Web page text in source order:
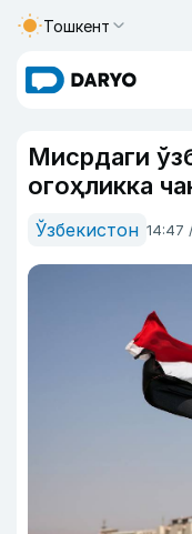
Тошкент
Мисрдаги
огоҳликка
Ўзбекистон 14:47